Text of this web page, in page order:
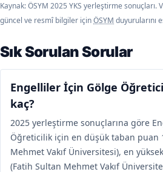
Kaynak: ÖSYM 2025 YKS yerleştirme sonuçları.
güncel ve resmî bilgiler içinÖSYM duyurularını
Sık Sorulan Sorular
Engelliler İçin Gölge
kaç?
2025 yerleştirme sonuçlarına göre
Öğreticilik için en düşük taban puan
Mehmet Vakıf Üniversitesi), en
(Fatih Sultan Mehmet Vakıf